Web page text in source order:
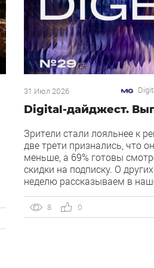
31 Июл 2026
Digital-дайджест.
Зрители стали лояльнее к
две трети признались, что
меньше, а 69% готовы
скидки на подписку. О
неделю рассказываем в
коллтрекинг. В Директе
динамический коллтрекинг
8 0